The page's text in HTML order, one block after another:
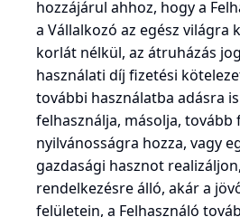
hozzájárul ahhoz, hogy a
a Vállalkozó az egész világra
korlát nélkül, az átruházás
használati díj fizetési
további használatba adásra
felhasználja, másolja, tovább
nyilvánosságra hozza, vagy
gazdasági hasznot
rendelkezésre álló, akár a
felületein, a Felhasználó